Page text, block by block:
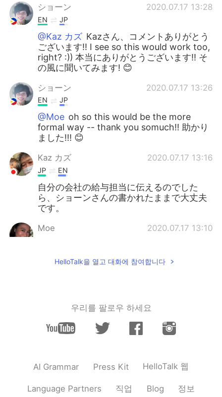
ショーン 2020.07.17 13:28
EN JP
@Kaz カズ Kazさん、コメントありがとう
ございます!! I see so this would work too,
right? :)) 本当にありがとうございます!! そ
の風に聞いてみます! 😊
ショーン 2020.07.17 13:26
EN JP
@Moe oh so this would be the more
formal way -- thank you somuch!! 助かり
ました!!! 😊
Kaz カズ 2020.07.17 13:16
JP EN
自分の会社の給与担当に伝えるのでした
ら、ショーンさんの書かれたままで大丈夫
です。
Moe 2020.07.17 13:10
お疲れ様です。 先月のお給料頂いておりま
せんが、銀行へのお振り込みはいつを予定
す。 こちらでいかがですか😉!?? "早く振り
込んで"って気持ちが少し弱いかもしれませ
ん😅
HelloTalk을 열고 대화에 참여합니다
우리를 팔로우 하세요
AI Grammar Press Kit HelloTalk 웹
Language Partners 직업 Blog 정보